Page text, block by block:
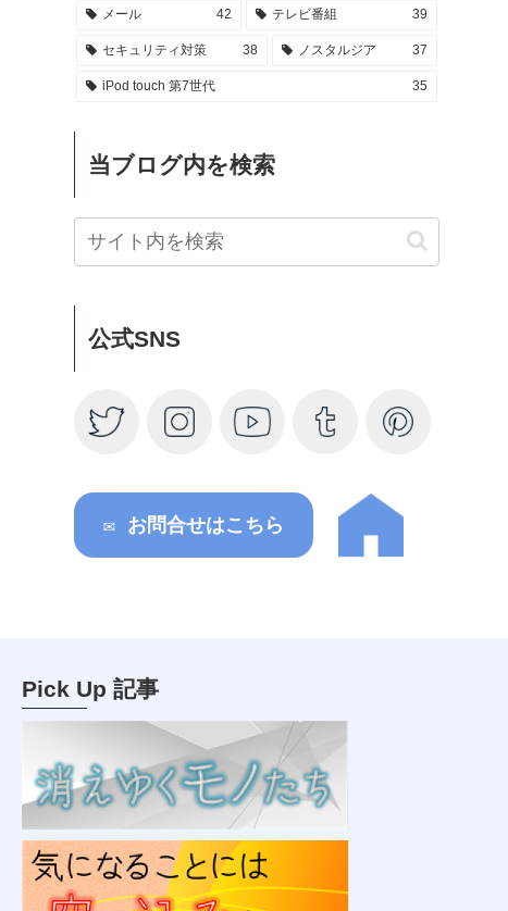
メール 42 テレビ番組 39
セキュリティ対策 38 ノスタルジア 37
iPod touch 第7世代 35
当ブログ内を検索
公式SNS
✉ お問合せはこちら
Pick Up 記事